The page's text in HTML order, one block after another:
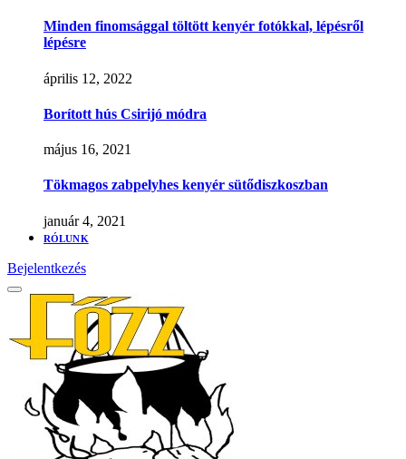
Minden finomsággal töltött kenyér fotókkal, lépésről
lépésre
április 12, 2022
Borított hús Csirijó módra
május 16, 2021
Tökmagos zabpelyhes kenyér sütődiszkoszban
január 4, 2021
RÓLUNK
Bejelentkezés